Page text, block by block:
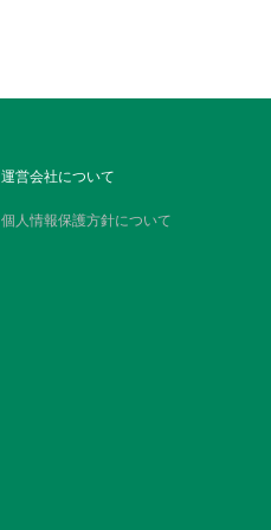
運営会社について
個人情報保護方針について